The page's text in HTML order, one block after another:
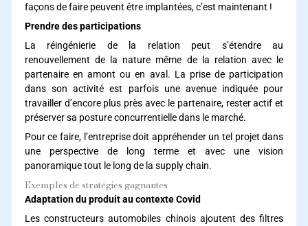
façons de faire peuvent être implantées, c’est maintenant !
Prendre des participations
La réingénierie de la relation peut s’étendre au
renouvellement de la nature même de la relation avec le
partenaire en amont ou en aval. La prise de participation
dans son activité est parfois une avenue indiquée pour
travailler d’encore plus près avec le partenaire, rester actif et
préserver sa posture concurrentielle dans le marché.
Pour ce faire, l’entreprise doit appréhender un tel projet dans
une perspective de long terme et avec une vision
panoramique tout le long de la supply chain.
Exemples de stratégies gagnantes
Adaptation du produit au contexte Covid
Les constructeurs automobiles chinois ajoutent des filtres